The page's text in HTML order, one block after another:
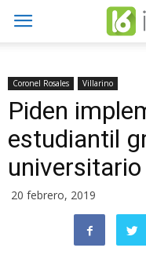
Coronel Rosales Villarino
Piden
estudiantil
20 febrero, 2019